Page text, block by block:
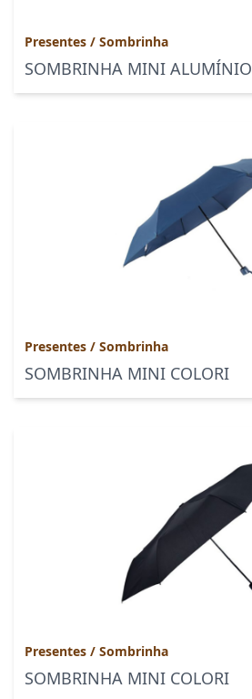
Presentes / Sombrinha
SOMBRINHA MINI ALUMÍNIO
Presentes / Sombrinha
SOMBRINHA MINI COLORI
Presentes / Sombrinha
SOMBRINHA MINI COLORI